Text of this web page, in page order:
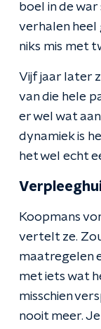
boel in de
verhalen heel
niks mis met
Vijf jaar later
van die hele
er wel wat
dynamiek is
het wel echt
Koopmans
vertelt ze.
maatregelen
met iets wat
misschien
nooit meer.